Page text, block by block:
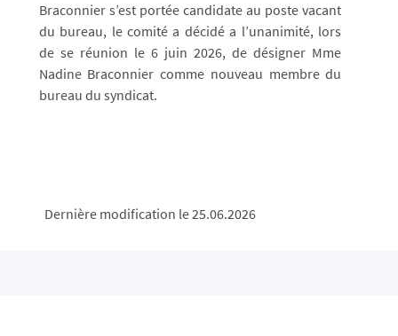
Braconnier s’est portée candidate au poste vacant
du bureau, le comité a décidé a l’unanimité, lors
de se réunion le 6 juin 2026, de désigner Mme
Nadine Braconnier comme nouveau membre du
bureau du syndicat.
Dernière modification le 25.06.2026